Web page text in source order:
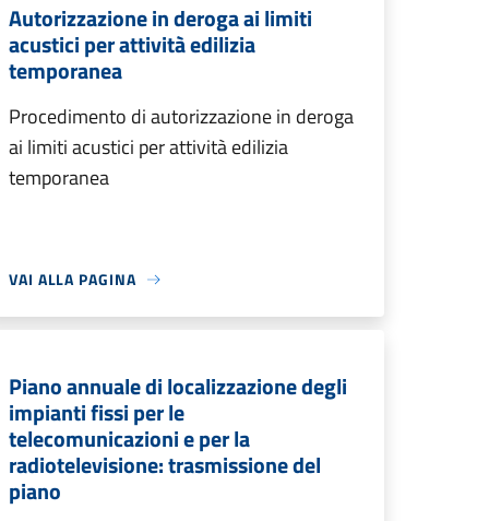
Autorizzazione in deroga ai limiti
acustici per attività edilizia
temporanea
Procedimento di autorizzazione in deroga
ai limiti acustici per attività edilizia
temporanea
VAI ALLA PAGINA
Piano annuale di localizzazione degli
impianti fissi per le
telecomunicazioni e per la
radiotelevisione: trasmissione del
piano